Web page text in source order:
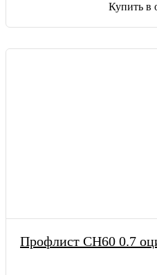
Купить в
Профлист СН60 0.7